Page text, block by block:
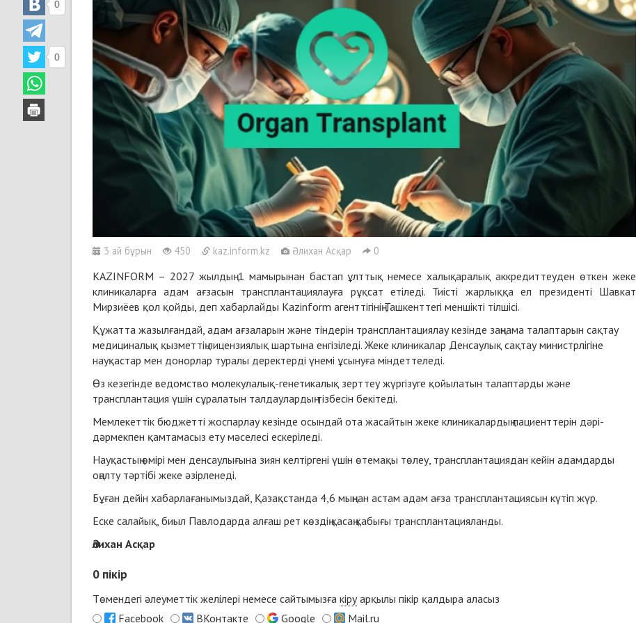
3 ай бұрын 450 kaz.inform.kz Әлихан Асқар 0
0
0
KAZINFORM – 2027 жылдың 1 мамырынан бастап ұлттық немесе халықаралық аккредиттеуден өткен жеке
клиникаларға адам ағзасын трансплантациялауға рұқсат етіледі. Тиісті жарлыққаел президенті Шавкат
Мирзиёев қол қойды, деп хабарлайды Kazinform агенттігінің Ташкенттегі меншікті тілшісі.
Құжатта жазылғандай, адам ағзаларын және тіндерін трансплантациялау кезінде заңнама талаптарын сақтау
медициналық қызметтің лицензиялық шартына енгізіледі. Жеке клиникалар Денсаулық сақтау министрлігіне
науқастар мен донорлар туралы деректерді үнемі ұсынуға міндеттеледі.
Өз кезегінде ведомство молекулалық-генетикалық зерттеу жүргізуге қойылатын талаптарды және
трансплантация үшін сұралатын талдаулардың тізбесін бекітеді.
Мемлекеттік бюджетті жоспарлау кезінде осындай ота жасайтын жеке клиникалардың пациенттерін дәрі-
дәрмекпен қамтамасыз ету мәселесі ескеріледі.
Науқастың өмірі мен денсаулығына зиян келтіргені үшін өтемақы төлеу, трансплантациядан кейін адамдарды
оңалту тәртібі жеке әзірленеді.
Бұған дейін хабарлағанымыздай, Қазақстанда 4,6 мыңнан астам адам ағза трансплантациясын күтіп жүр.
Еске салайық, биыл Павлодарда алғаш рет көздің қасаң қабығы трансплантацияланды.
Әлихан Асқар
0 пікір
Төмендегі әлеуметтік желілері немесе сайтымызға кіруарқылы пікір қалдыра аласыз
Facebook
ВКонтакте Google Mail.ru